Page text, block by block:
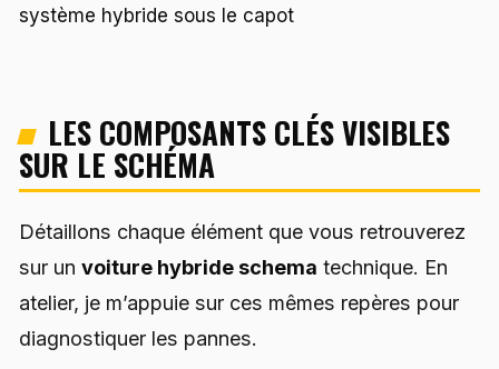
système hybride sous le capot
LES COMPOSANTS CLÉS VISIBLES
SUR LE SCHÉMA
Détaillons chaque élément que vous retrouverez
sur un voiture hybride schema technique. En
atelier, je m’appuie sur ces mêmes repères pour
diagnostiquer les pannes.